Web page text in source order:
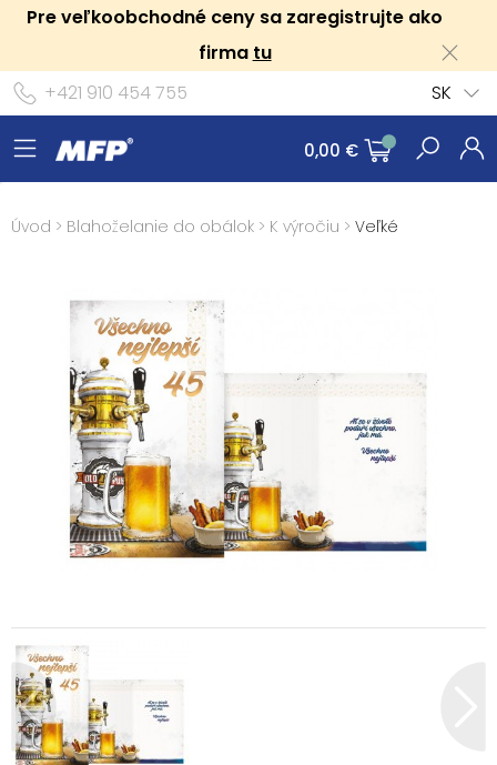
Pre veľkoobchodné ceny sa zaregistrujte ako
firma tu
+421 910 454 755
SK
0,00 €
Úvod > Blahoželanie do obálok > K výročiu > Veľké